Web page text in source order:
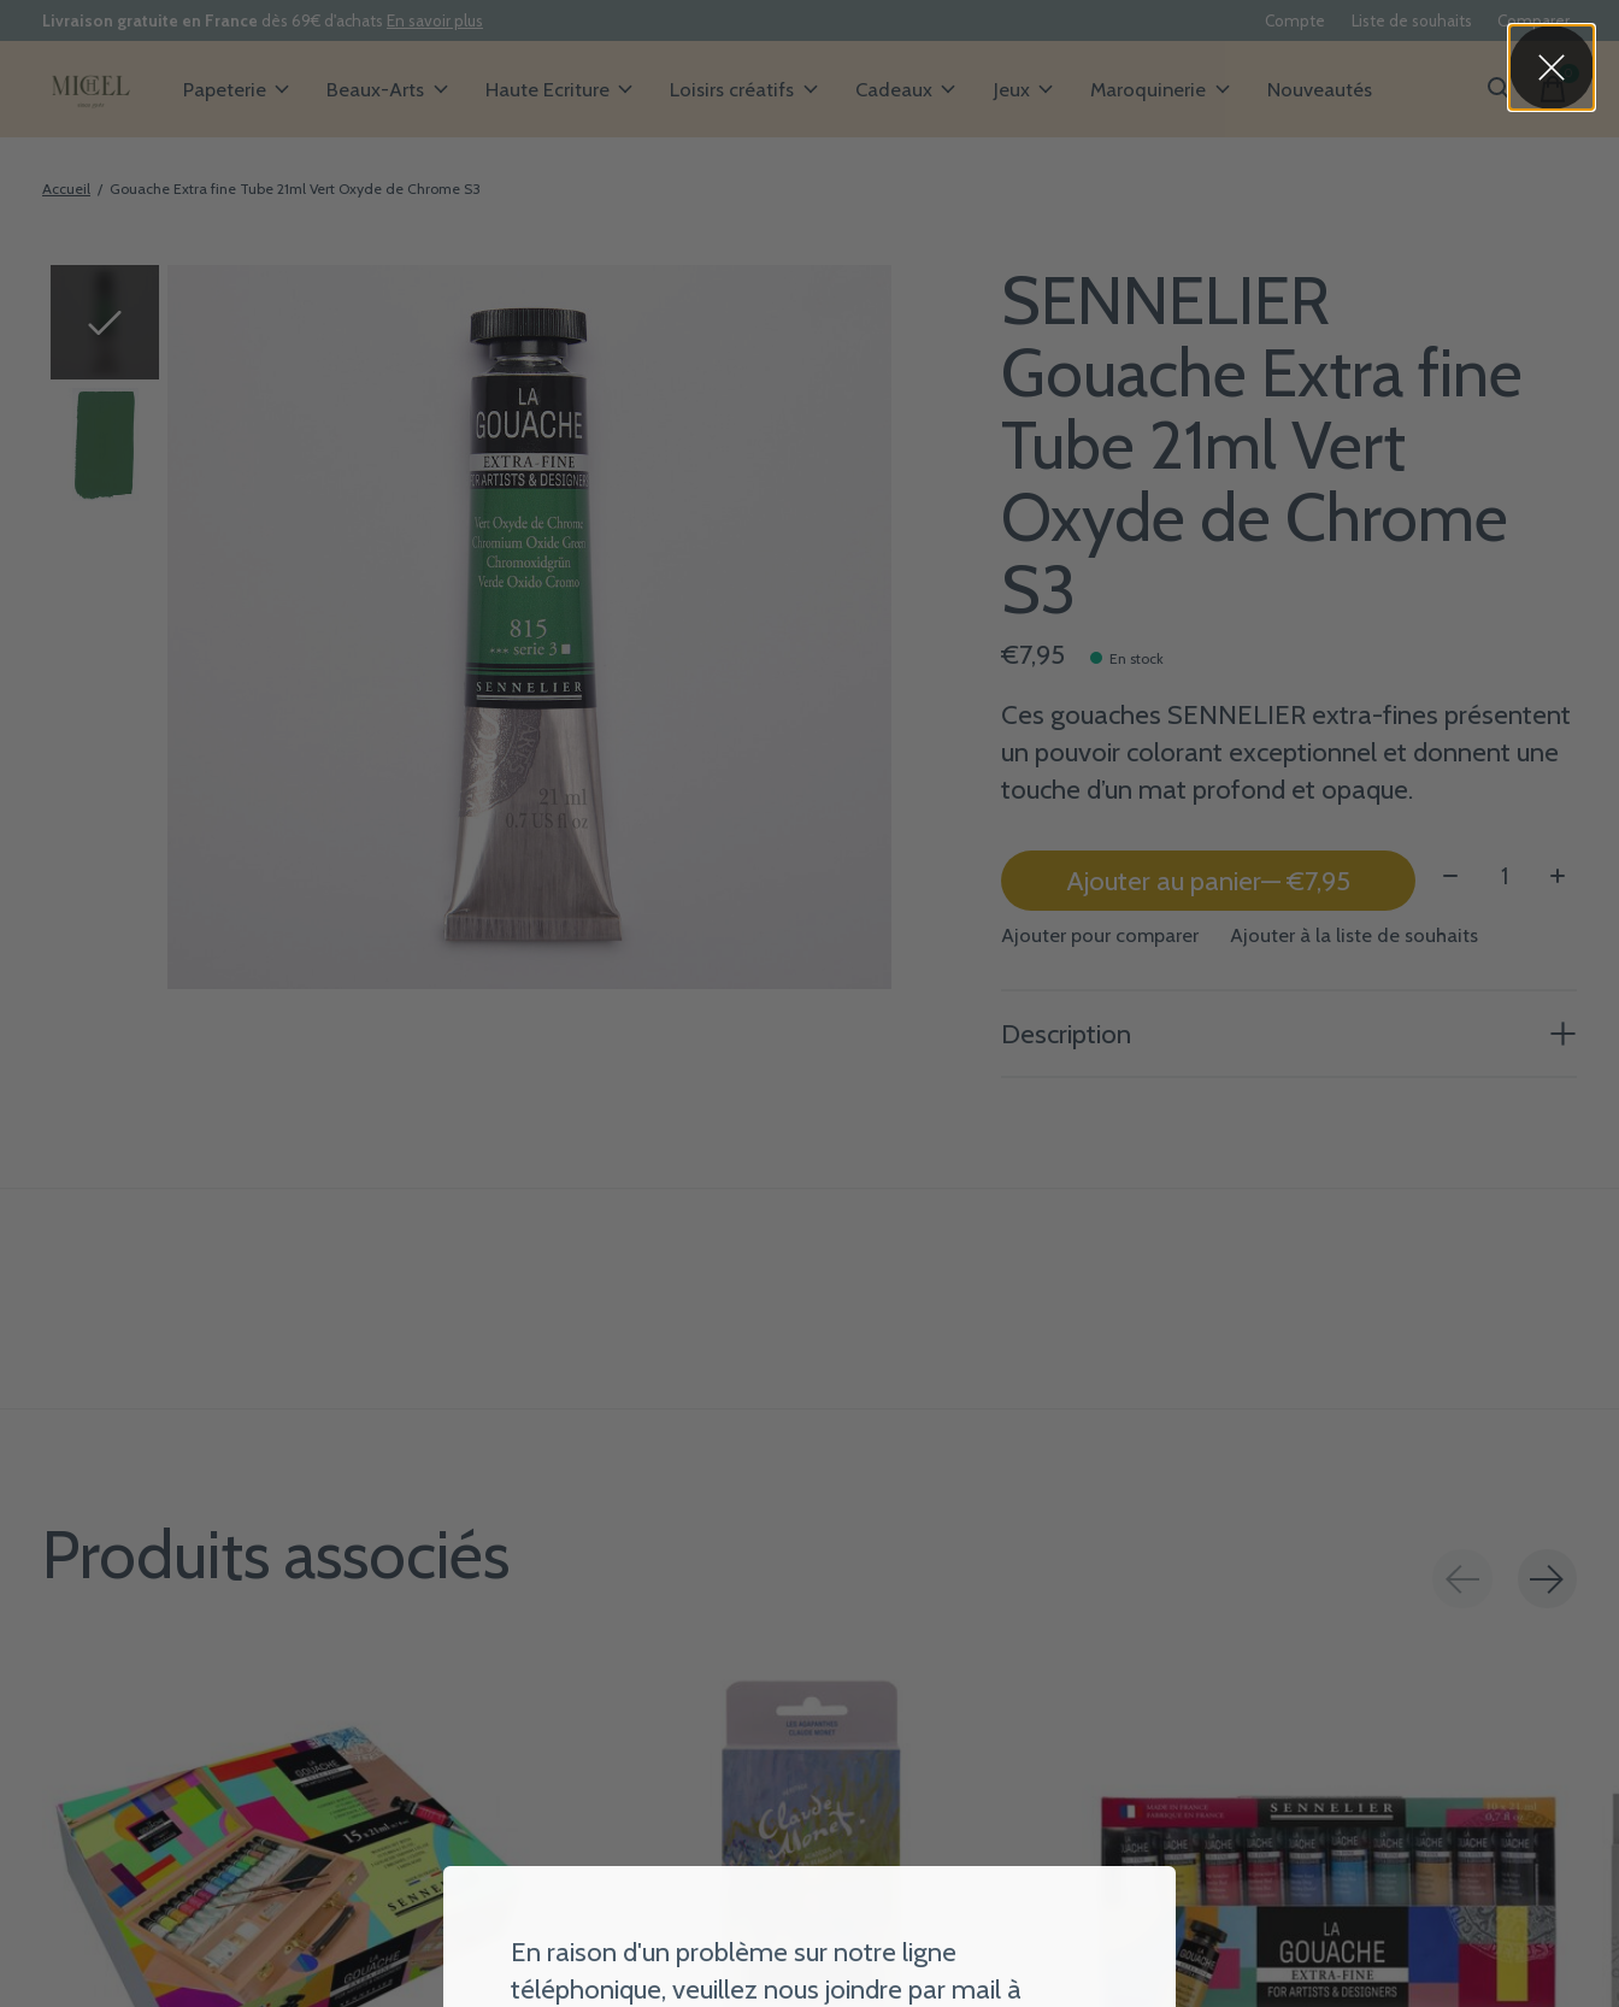
Livraison gratuite en France dès 69€ d'achats En savoir plus Compte Liste de souhaits Comparer
Papeterie Beaux-Arts Haute Ecriture Loisirs créatifs Cadeaux Jeux Maroquinerie Nouveautés items
Accueil / Gouache Extra fine Tube 21ml Vert Oxyde de Chrome S3
SENNELIER
Gouache Extra fine
Tube 21ml Vert
Oxyde de Chrome
S3
€7,95 En stock
Ces gouaches SENNELIER extra-fines présentent
un pouvoir colorant exceptionnel et donnent une
touche d’un mat profond et opaque.
Ajouter au panier — €7,95 Quantité:
Ajouter pour comparer Ajouter à la liste de souhaits
Description
Produits associés
En raison d'un problème sur notre ligne
téléphonique, veuillez nous joindre par mail à